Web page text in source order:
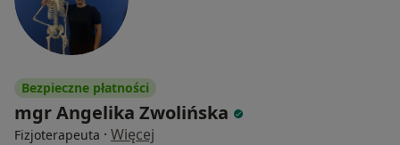
Bezpieczne płatności
mgr Angelika Zwolińska
Fizjoterapeuta · Więcej